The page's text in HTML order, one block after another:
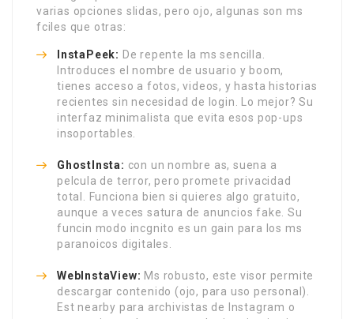
varias opciones slidas, pero ojo, algunas son ms
fciles que otras:
InstaPeek: De repente la ms sencilla.
Introduces el nombre de usuario y boom,
tienes acceso a fotos, videos, y hasta historias
recientes sin necesidad de login. Lo mejor? Su
interfaz minimalista que evita esos pop-ups
insoportables.
GhostInsta: con un nombre as, suena a
pelcula de terror, pero promete privacidad
total. Funciona bien si quieres algo gratuito,
aunque a veces satura de anuncios fake. Su
funcin modo incgnito es un gain para los ms
paranoicos digitales.
WebInstaView: Ms robusto, este visor permite
descargar contenido (ojo, para uso personal).
Est nearby para archivistas de Instagram o